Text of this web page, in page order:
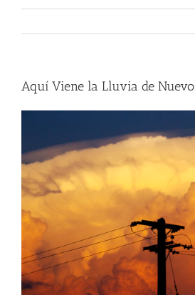
Aquí Viene la Lluvia de Nuevo